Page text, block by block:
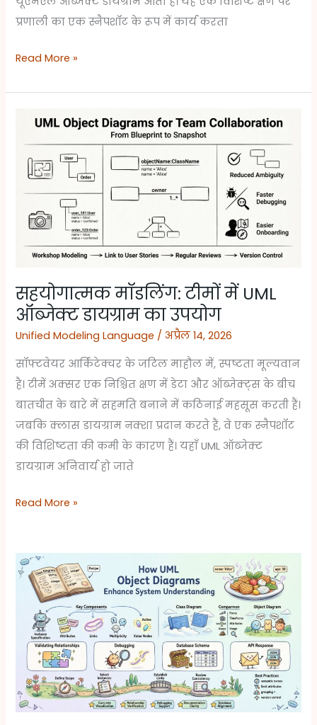
प्रणाली का एक स्नैपशॉट के रूप में कार्य करता
Read More »
सहयोगात्मक मॉडलिंग: टीमों में UML
ऑब्जेक्ट डायग्राम का उपयोग
Unified Modeling Language /अप्रैल 14, 2026
सॉफ्टवेयर आर्किटेक्चर के जटिल माहौल में, स्पष्टता मूल्यवान
है। टीमें अक्सर एक निश्चित क्षण में डेटा और ऑब्जेक्ट्स के बीच
बातचीत के बारे में सहमति बनाने में कठिनाई महसूस करती हैं।
जबकि क्लास डायग्राम नक्शा प्रदान करते हैं, वे एक स्नैपशॉट
की विशिष्टता की कमी के कारण हैं। यहाँ UML ऑब्जेक्ट
डायग्राम अनिवार्य हो जाते
सहयोगात्मक
टीमों
ऑब्जेक्ट
उपयोग
Read More »
UML
ऑब्जेक्ट
डायग्राम्स
सिस्टम
की
समझ
को
कैसे